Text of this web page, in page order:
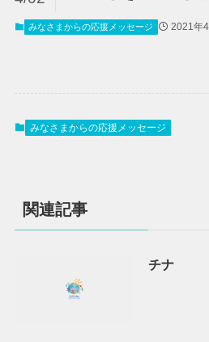
みなさまからの応援メッセージ 2021年
みなさまからの応援メッセージ
関連記事
チナ